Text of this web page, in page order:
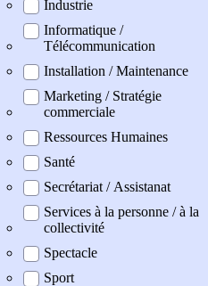
Industrie
Informatique /
Télécommunication
Installation / Maintenance
Marketing / Stratégie
commerciale
Ressources Humaines
Santé
Secrétariat / Assistanat
Services à la personne / à la
collectivité
Spectacle
Sport